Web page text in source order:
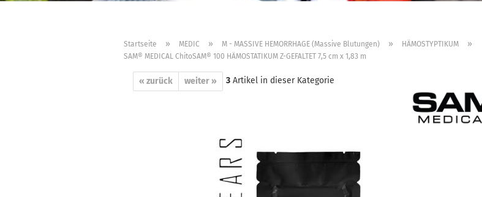
Startseite » MEDIC » M - MASSIVE HEMORRHAGE (Massive Blutungen) » HÄMOSTYPTIKUM »
SAM® MEDICAL ChitoSAM® 100 HÄMOSTATIKUM Z-GEFALTET 7,5 cm x 1,83 m
« zurück weiter » 3 Artikel in dieser Kategorie